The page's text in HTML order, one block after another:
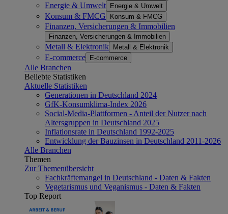
Energie & Umwelt Energie & Umwelt
Konsum & FMCG Konsum & FMCG
Finanzen, Versicherungen & Immobilien
Finanzen, Versicherungen & Immobilien
Metall & Elektronik Metall & Elektronik
E-commerce E-commerce
Alle Branchen
Beliebte Statistiken
Aktuelle Statistiken
Generationen in Deutschland 2024
GfK-Konsumklima-Index 2026
Social-Media-Plattformen - Anteil der Nutzer nach
Altersgruppen in Deutschland 2025
Inflationsrate in Deutschland 1992-2025
Entwicklung der Bauzinsen in Deutschland 2011-2026
Alle Branchen
Themen
Zur Themenübersicht
Fachkräftemangel in Deutschland - Daten & Fakten
Vegetarismus und Veganismus - Daten & Fakten
Top Report